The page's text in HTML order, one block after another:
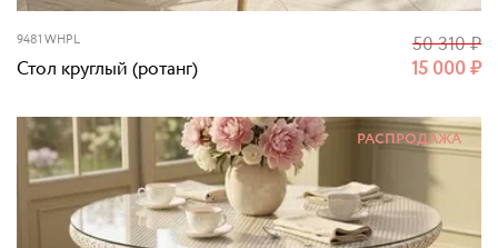
9481 WHPL
Стол круглый (ротанг) 15 000₽
50 310₽
РАСПРОДАЖА